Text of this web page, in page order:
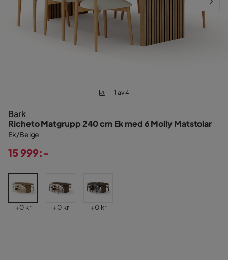
1 av 4
Bark
Richeto Matgrupp 240 cm Ek med 6 Molly Matstolar
Ek/Beige
Pris
15 999:-
Pris
+0 kr Pris
+0 kr Pris
+0 kr